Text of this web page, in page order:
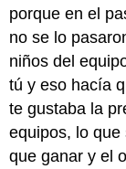
porque en el
no se lo
niños del
tú y eso hacía
te gustaba la
equipos, lo
que ganar y el